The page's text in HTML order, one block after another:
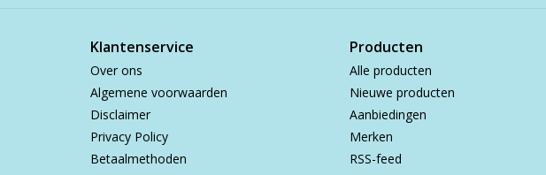
Klantenservice
Over ons
Algemene voorwaarden
Disclaimer
Privacy Policy
Betaalmethoden
Producten
Alle producten
Nieuwe producten
Aanbiedingen
Merken
RSS-feed